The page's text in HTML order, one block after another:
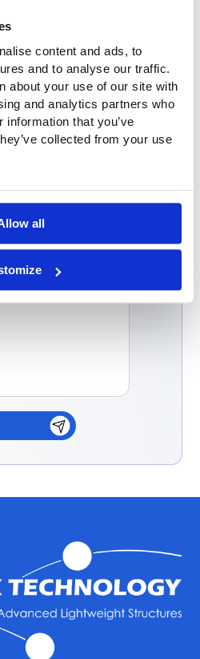
content and ads, to
and to analyse our traffic.
about your use of our site with
and analytics partners who
that you’ve
collected from your use
all
azienda?